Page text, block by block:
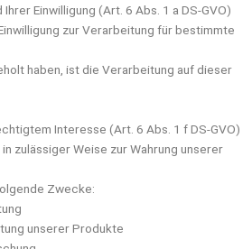
Einwilligung (Art. 6 Abs. 1 a DS-GVO)
zur Verarbeitung für bestimmte
haben, ist die Verarbeitung auf dieser
Interesse (Art. 6 Abs. 1 f DS-GVO)
zulässiger Weise zur Wahrung unserer
Zwecke:
unserer Produkte